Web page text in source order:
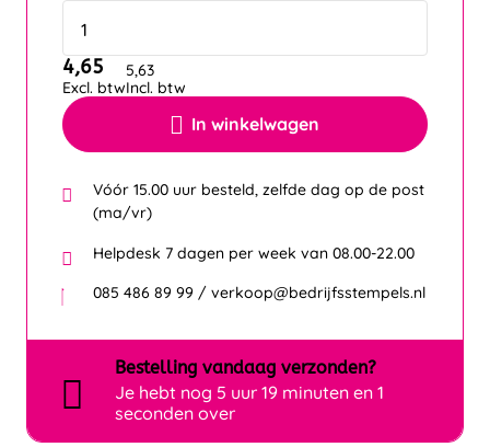
In winkelwagen
4,65
Excl. btw
5,63
Incl. btw
Vóór 15.00 uur besteld, zelfde dag op de post
(ma/vr)
Helpdesk 7 dagen per week van 08.00-22.00
085 486 89 99 / verkoop@bedrijfsstempels.nl
Bestelling vandaag verzonden?
Je hebt nog 5 uur 19 minuten en 1
seconden over